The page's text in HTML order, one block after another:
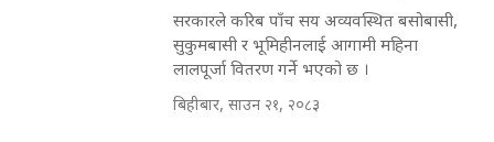
सहकारी पीडितसँग मन्त्री प्रतिभा रावलले
भनिन्–साथ दिनुहोस्, दबाब होइन ||
Sidhakura || Pratibha Rawal
'Poppo Live'-SIDHAKURA
INVESTIGATION
मन्त्री आउने बित्तिकै सुरु भएको थियो
सरकारले करिब पाँच सय अव्यवस्थित बसोबासी,
सुकुमबासी र भूमिहीनलाई आगामी महिना
लालपूर्जा वितरण गर्ने भएको छ ।
बिहीबार, साउन २१, २०८३